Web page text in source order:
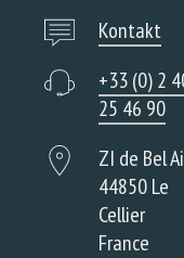
Kontakt
+33 (0) 2
25 46 90
ZI de Bel
44850 Le
Cellier
France